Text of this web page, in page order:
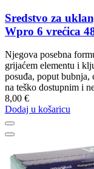
Sredstvo za
Wpro 6 vrećica
Njegova posebna
grijaćem elementu i
posuđa, poput
na teško dostupnim i
8,00 €
Dodaj u košaricu